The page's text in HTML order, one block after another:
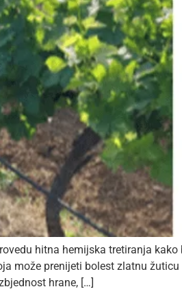
hitna hemijska tretiranja
može prenijeti bolest zlatnu
hrane, […]